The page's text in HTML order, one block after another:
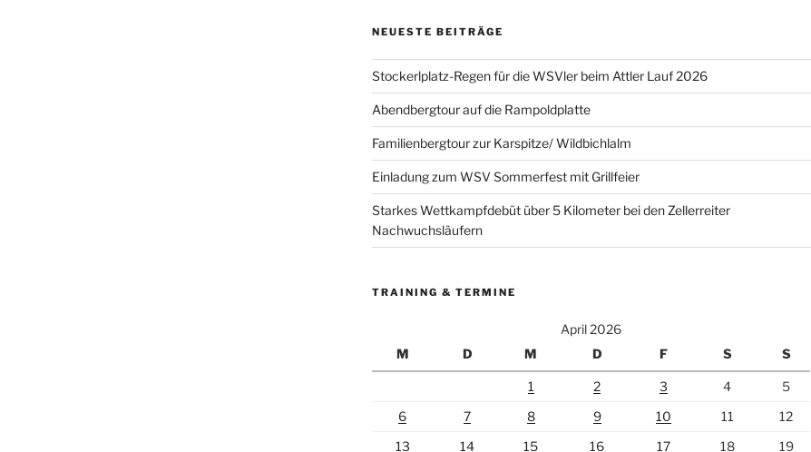
NEUESTE BEITRÄGE
Stockerlplatz-Regen für die WSVler beim Attler Lauf 2026
Abendbergtour auf die Rampoldplatte
Familienbergtour zur Karspitze/ Wildbichlalm
Einladung zum WSV Sommerfest mit Grillfeier
Starkes Wettkampfdebüt über 5 Kilometer bei den Zellerreiter
Nachwuchsläufern
TRAINING & TERMINE
April 2026
M
D M D F S S
1 2 3 4
5
6
7 8 9 10 11
12
13
14 15 16 17 18 19